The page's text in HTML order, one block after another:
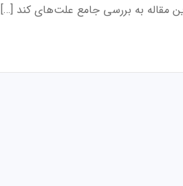
مقاله به بررسی جامع علت‌های کند […]